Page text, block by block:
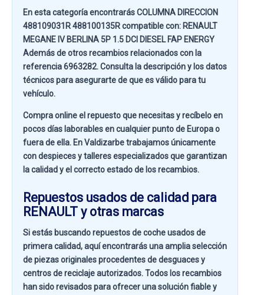
En esta categoría encontrarás COLUMNA DIRECCION
488109031R 488100135R compatible con: RENAULT
MEGANE IV BERLINA 5P 1.5 DCI DIESEL FAP ENERGY
Además de otros recambios relacionados con la
referencia6963282. Consulta la descripción y los datos
técnicos para asegurarte de que es válido para tu
vehículo.
Compra online el repuesto que necesitas y recíbelo en
pocos días laborables en cualquier punto de Europa o
fuera de ella. EnValdizarbetrabajamos únicamente
con despieces y talleres especializados que garantizan
la calidad y el correcto estado de los recambios.
Repuestos usados de calidad para
RENAULT y otras marcas
Si estás buscandorepuestos de coche usados de
primera calidad, aquí encontrarás una amplia selección
de piezas originales procedentes de desguaces y
centros de reciclaje autorizados. Todos los recambios
han sido revisados para ofrecer una solución fiable y